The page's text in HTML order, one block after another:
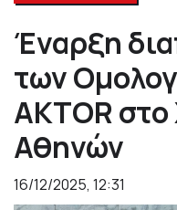
Έναρξη
των
AKTOR
Αθηνών
16/12/2025, 12:31